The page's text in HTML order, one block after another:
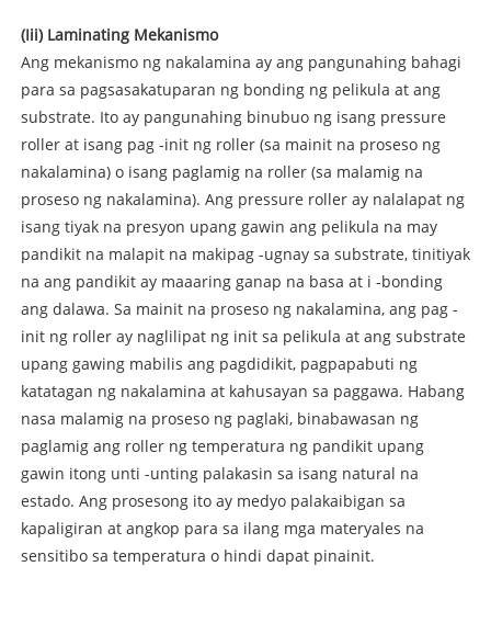
(Iii) Laminating Mekanismo
Ang mekanismo ng nakalamina ay ang pangunahing bahagi
para sa pagsasakatuparan ng bonding ng pelikula at ang
substrate. Ito ay pangunahing binubuo ng isang pressure
roller at isang pag -init ng roller (sa mainit na proseso ng
nakalamina) o isang paglamig na roller (sa malamig na
proseso ng nakalamina). Ang pressure roller ay nalalapat ng
isang tiyak na presyon upang gawin ang pelikula na may
pandikit na malapit na makipag -ugnay sa substrate, tinitiyak
na ang pandikit ay maaaring ganap na basa at i -bonding
ang dalawa. Sa mainit na proseso ng nakalamina, ang pag -
init ng roller ay naglilipat ng init sa pelikula at ang substrate
upang gawing mabilis ang pagdidikit, pagpapabuti ng
katatagan ng nakalamina at kahusayan sa paggawa. Habang
nasa malamig na proseso ng paglaki, binabawasan ng
paglamig ang roller ng temperatura ng pandikit upang
gawin itong unti -unting palakasin sa isang natural na
estado. Ang prosesong ito ay medyo palakaibigan sa
kapaligiran at angkop para sa ilang mga materyales na
sensitibo sa temperatura o hindi dapat pinainit.